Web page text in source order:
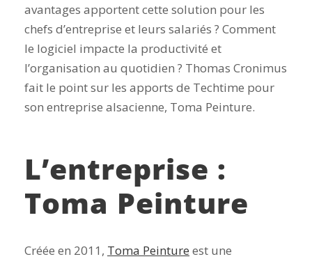
avantages apportent cette solution pour les
chefs d’entreprise et leurs salariés ? Comment
le logiciel impacte la productivité et
l’organisation au quotidien ? Thomas Cronimus
fait le point sur les apports de Techtime pour
son entreprise alsacienne, Toma Peinture.
L’entreprise :
Toma Peinture
Créée en 2011, Toma Peinture est une